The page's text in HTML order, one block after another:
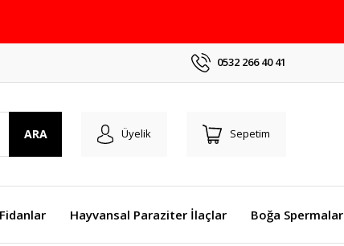
0532 266 40 41
ARA Üyelik Sepetim
Hayvansal Paraziter İlaçlar Boğa